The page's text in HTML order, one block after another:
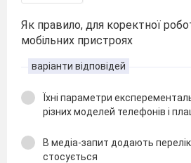
Як правило, для коректної
мобільних пристроях
варіанти відповідей
Їхні параметри
різних моделей телефонів і
В медіа-запит додають
стосується